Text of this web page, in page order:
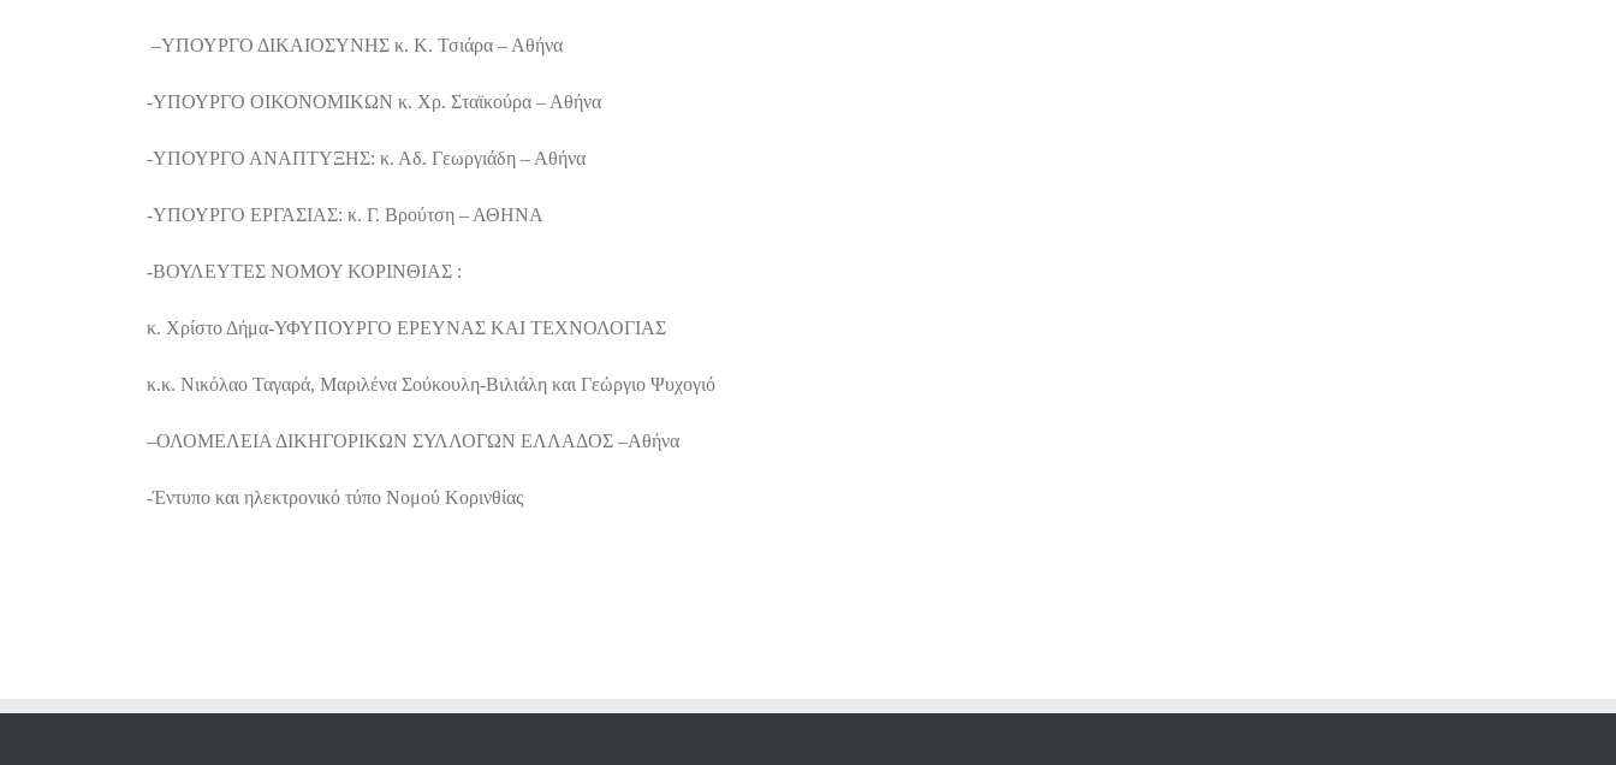
–ΥΠΟΥΡΓΟ ΔΙΚΑΙΟΣΥΝΗΣ κ. Κ. Τσιάρα – Αθήνα
-ΥΠΟΥΡΓΟ ΟΙΚΟΝΟΜΙΚΩΝ κ. Χρ. Σταϊκούρα – Αθήνα
-ΥΠΟΥΡΓΟ ΑΝΑΠΤΥΞΗΣ: κ. Αδ. Γεωργιάδη – Αθήνα
-ΥΠΟΥΡΓΟ ΕΡΓΑΣΙΑΣ: κ. Γ. Βρούτση – ΑΘΗΝΑ
-ΒΟΥΛΕΥΤΕΣ ΝΟΜΟΥ ΚΟΡΙΝΘΙΑΣ :
κ. Χρίστο Δήμα-ΥΦΥΠΟΥΡΓΟ ΕΡΕΥΝΑΣ ΚΑΙ ΤΕΧΝΟΛΟΓΙΑΣ
κ.κ. Νικόλαο Ταγαρά, Μαριλένα Σούκουλη-Βιλιάλη και Γεώργιο Ψυχογιό
–ΟΛΟΜΕΛΕΙΑ ΔΙΚΗΓΟΡΙΚΩΝ ΣΥΛΛΟΓΩΝ ΕΛΛΑΔΟΣ –Αθήνα
-Έντυπο και ηλεκτρονικό τύπο Νομού Κορινθίας